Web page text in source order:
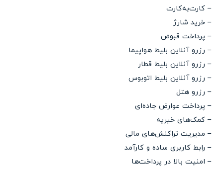
– کارت‌به‌کارت
– خرید شارژ
– پرداخت قبوض
– رزرو آنلاین بلیط هواپیما
– رزرو آنلاین بلیط قطار
– رزرو آنلاین بلیط اتوبوس
– رزرو هتل
– پرداخت عوارض جاده‌ای
– کمک‌های خیریه
– مدیریت تراکنش‌های مالی
– رابط کاربری ساده و کارآمد
– امنیت بالا در پرداخت‌ها